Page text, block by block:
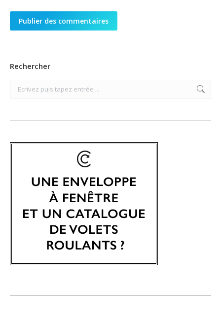
Publier des commentaires
Rechercher
Search: